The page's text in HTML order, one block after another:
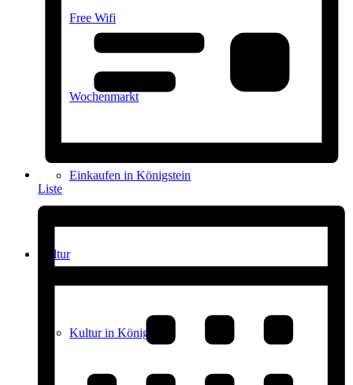
Free Wifi
Wochenmarkt
Einkaufen in Königstein
Kultur
Kultur in Königstein
Liste